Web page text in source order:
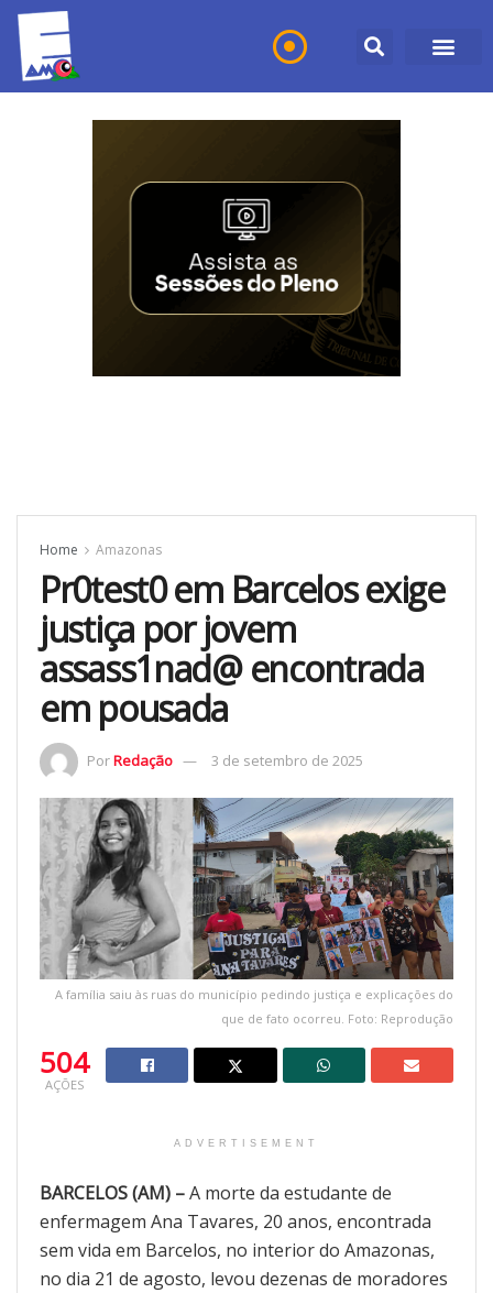
Home Amazonas
Pr0test0 em Barcelos exige
justiça por jovem
assass1nad@ encontrada
em pousada
PorRedação 3 de setembro de 2025
A família saiu às ruas do município pedindo justiça e explicações do
que de fato ocorreu. Foto: Reprodução
504
AÇÕES
ADVERTISEMENT
BARCELOS (AM) –A morte da estudante de
enfermagem Ana Tavares, 20 anos, encontrada
sem vida em Barcelos, no interior do Amazonas,
no dia 21 de agosto, levou dezenas de moradores